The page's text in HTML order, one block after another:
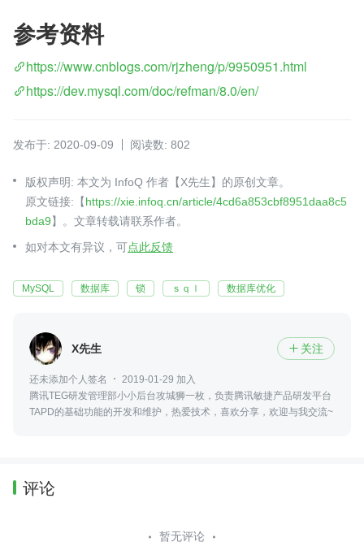
参考资料
https://www.cnblogs.com/rjzheng/p/9950951.html
https://dev.mysql.com/doc/refman/8.0/en/
发布于: 2020-09-09 阅读数: 802
版权声明: 本文为 InfoQ 作者【X先生】的原创文章。
原文链接:【https://xie.infoq.cn/article/4cd6a853cbf8951daa8c5
bda9】。文章转载请联系作者。
如对本文有异议，可点此反馈
MySQL 数据库 锁 ｓｑｌ 数据库优化
X先生  关注
还未添加个人签名
2019-01-29 加入
腾讯TEG研发管理部小小后台攻城狮一枚，负责腾讯敏捷产品研发平台
TAPD的基础功能的开发和维护，热爱技术，喜欢分享，欢迎与我交流~
评论
暂无评论